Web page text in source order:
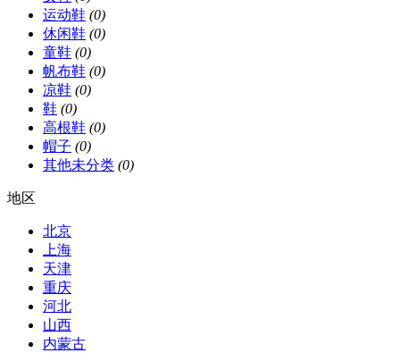
运动鞋 (0)
休闲鞋 (0)
童鞋 (0)
帆布鞋 (0)
凉鞋 (0)
鞋 (0)
高根鞋 (0)
帽子 (0)
其他未分类 (0)
地区
北京
上海
天津
重庆
河北
山西
内蒙古